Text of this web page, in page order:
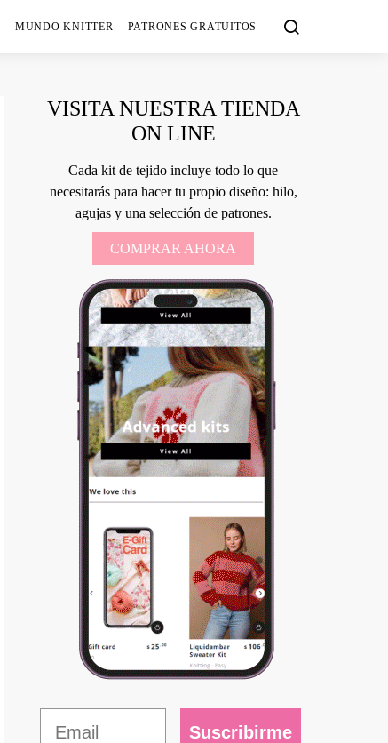
MUNDO KNITTER PATRONES GRATUITOS
VISITA NUESTRA TIENDA
ON LINE
Cada kit de tejido incluye todo lo que
necesitarás para hacer tu propio diseño: hilo,
agujas y una selección de patrones.
COMPRAR AHORA
Suscribirme